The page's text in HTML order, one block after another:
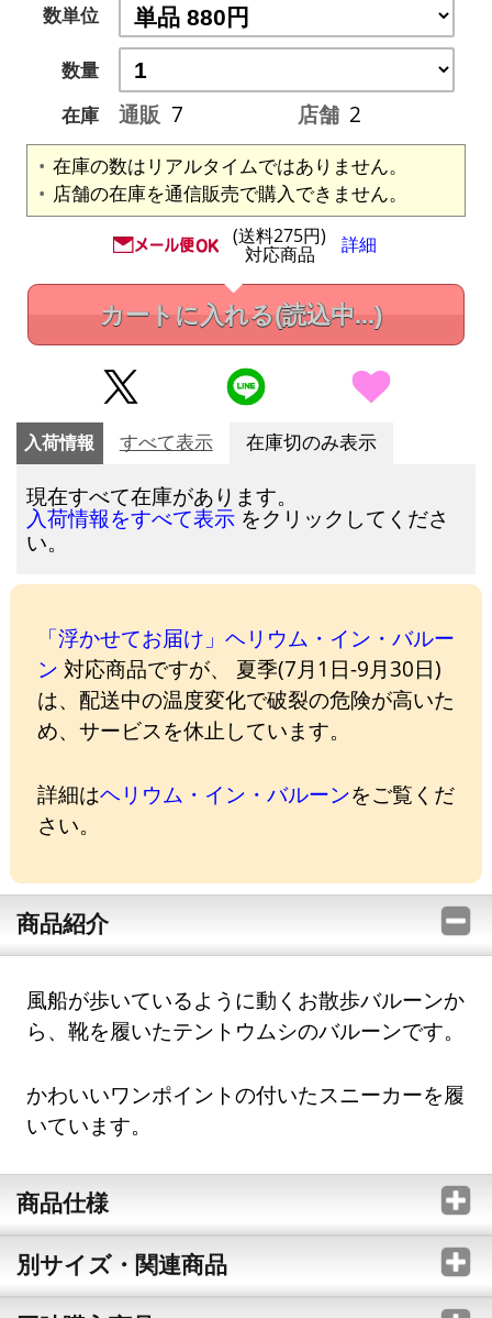
数単位
数量
在庫
通販 7 店舗 2
在庫の数はリアルタイムではありません。
店舗の在庫を通信販売で購入できません。
(送料275円)
対応商品 詳細
カートに入れる(読込中...)
入荷情報 すべて表示 在庫切のみ表示
現在すべて在庫があります。
入荷情報をすべて表示 をクリックしてくださ
い。
「浮かせてお届け」ヘリウム・イン・バルー
ン 対応商品ですが、 夏季(7月1日-9月30日)
は、配送中の温度変化で破裂の危険が高いた
め、サービスを休止しています。
詳細はヘリウム・イン・バルーンをご覧くだ
さい。
商品紹介
風船が歩いているように動くお散歩バルーンか
ら、靴を履いたテントウムシのバルーンです。
かわいいワンポイントの付いたスニーカーを履
いています。
商品仕様
別サイズ・関連商品